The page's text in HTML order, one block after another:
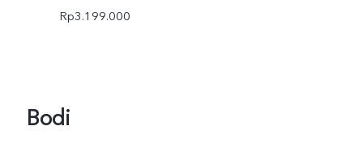
Rp3.199.000
Bodi